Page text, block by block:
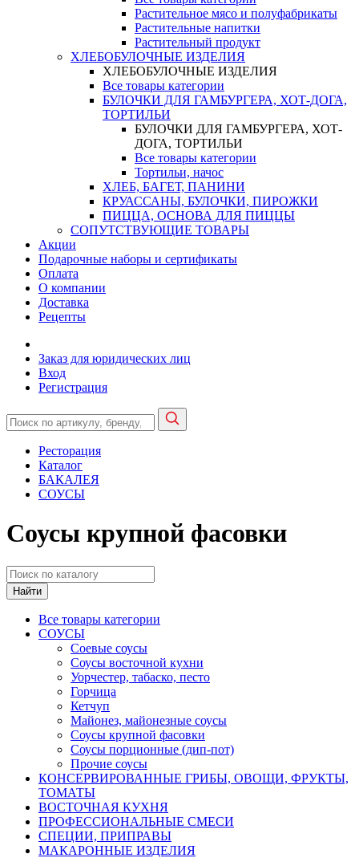
Растительное мясо и полуфабрикаты
Растительные напитки
Растительный продукт
ХЛЕБОБУЛОЧНЫЕ ИЗДЕЛИЯ
ХЛЕБОБУЛОЧНЫЕ ИЗДЕЛИЯ
Все товары категории
БУЛОЧКИ ДЛЯ ГАМБУРГЕРА, ХОТ-ДОГА,
ТОРТИЛЬИ
БУЛОЧКИ ДЛЯ ГАМБУРГЕРА, ХОТ-
ДОГА, ТОРТИЛЬИ
Все товары категории
Тортильи, начос
ХЛЕБ, БАГЕТ, ПАНИНИ
КРУАССАНЫ, БУЛОЧКИ, ПИРОЖКИ
ПИЦЦА, ОСНОВА ДЛЯ ПИЦЦЫ
СОПУТСТВУЮЩИЕ ТОВАРЫ
Акции
Подарочные наборы и сертификаты
Оплата
О компании
Доставка
Рецепты
Заказ для юридических лиц
Вход
Регистрация
Ресторация
Каталог
БАКАЛЕЯ
СОУСЫ
Соусы крупной фасовки
Найти
Все товары категории
СОУСЫ
Соевые соусы
Соусы восточной кухни
Уорчестер, табаско, песто
Горчица
Кетчуп
Майонез, майонезные соусы
Соусы крупной фасовки
Соусы порционные (дип-пот)
Прочие соусы
КОНСЕРВИРОВАННЫЕ ГРИБЫ, ОВОЩИ, ФРУКТЫ,
ТОМАТЫ
ВОСТОЧНАЯ КУХНЯ
ПРОФЕССИОНАЛЬНЫЕ СМЕСИ
СПЕЦИИ, ПРИПРАВЫ
МАКАРОННЫЕ ИЗДЕЛИЯ